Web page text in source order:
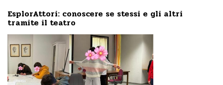
EsplorAttori: conoscere se stessi e gli altri
tramite il teatro